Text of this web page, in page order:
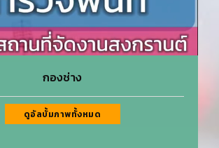
กองช่าง
ดูอัลบั้มภาพทั้งหมด